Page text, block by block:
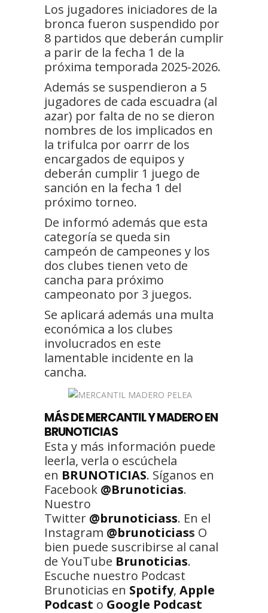
Los jugadores iniciadores de la
bronca fueron suspendido por
8 partidos que deberán cumplir
a parir de la fecha 1 de la
próxima temporada 2025-2026.
Además se suspendieron a 5
jugadores de cada escuadra (al
azar) por falta de no se dieron
nombres de los implicados en
la trifulca por oarrr de los
encargados de equipos y
deberán cumplir 1 juego de
sanción en la fecha 1 del
próximo torneo.
De informó además que esta
categoría se queda sin
campeón de campeones y los
dos clubes tienen veto de
cancha para próximo
campeonato por 3 juegos.
Se aplicará además una multa
económica a los clubes
involucrados en este
lamentable incidente en la
cancha.
MÁS DE MERCANTIL Y MADERO EN
BRUNOTICIAS
Esta y más información puede
leerla, verla o escúchela
en BRUNOTICIAS. Síganos en
Facebook @Brunoticias.
Nuestro
Twitter @brunoticiass. En el
Instagram @brunoticiass O
bien puede suscribirse al canal
de YouTube Brunoticias.
Escuche nuestro Podcast
Brunoticias en Spotify, Apple
Podcast o Google Podcast